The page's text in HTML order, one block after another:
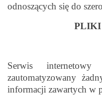
odnoszących się do
PLIKI
Serwis internetowy
zautomatyzowany
informacji zawartych w